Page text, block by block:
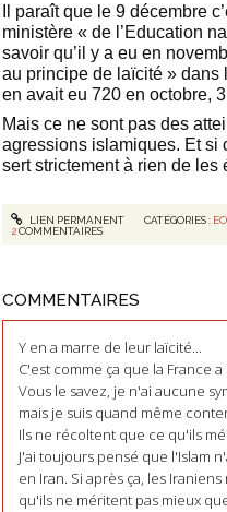
Il paraît que le 9 décembre
ministère « de l’Education
savoir qu’il y a eu en
au principe de laïcité » dans
en avait eu 720 en octobre,
Mais ce ne sont pas des
agressions islamiques. Et si
sert strictement à rien de les
LIEN PERMANENT CATÉGORIES :
2COMMENTAIRES
COMMENTAIRES
Y en a marre de leur laïcité...
C'est comme ça que la France
Vous le savez, je n'ai aucune
mais je suis quand même
Ils ne récoltent que ce qu'ils
J'ai toujours pensé que l'Islam
en Iran. Si après ça, les
qu'ils ne méritent pas mieux